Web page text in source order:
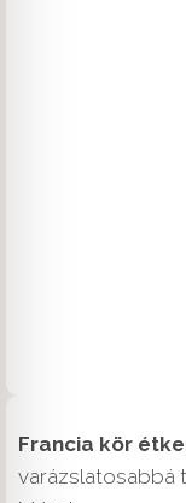
Francia kör
varázslatosabbá